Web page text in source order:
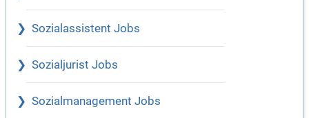
Sozialassistent Jobs
Sozialjurist Jobs
Sozialmanagement Jobs